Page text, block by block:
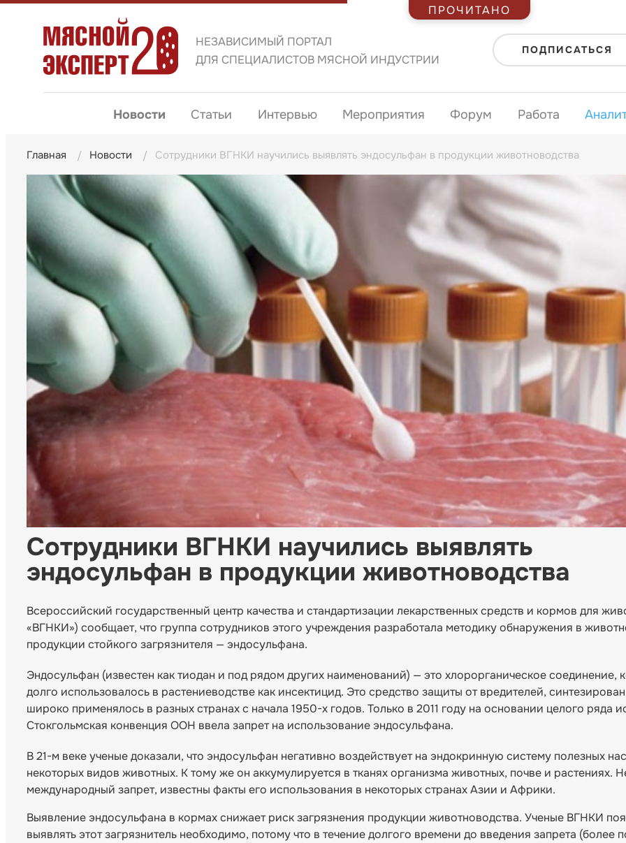
НЕЗАВИСИМЫЙ ПОРТАЛ
ДЛЯ СПЕЦИАЛИСТОВ МЯСНОЙ ИНДУСТРИИ
ПОДПИСАТЬСЯ
Новости Статьи Интервью Мероприятия Форум Работа
Главная Новости Сотрудники ВГНКИ научились выявлять эндосульфан в продукции животноводства
Сотрудники ВГНКИ научились выявлять
эндосульфан в продукции животноводства
Всероссийский государственный центр качества и стандартизации лекарственных средств и кормов для
«ВГНКИ») сообщает, что группа сотрудников этого учреждения разработала методику обнаружения в
продукции стойкого загрязнителя — эндосульфана.
Эндосульфан (известен как тиодан и под рядом других наименований) — это хлорорганическое соединение,
долго использовалось в растениеводстве как инсектицид. Это средство защиты от вредителей,
широко применялось в разных странах с начала 1950-х годов. Только в 2011 году на основании целого ряда
Стокгольмская конвенция ООН ввела запрет на использование эндосульфана.
В 21-м веке ученые доказали, что эндосульфан негативно воздействует на эндокринную систему полезных
некоторых видов животных. К тому же он аккумулируется в тканях организма животных, почве и растениях.
международный запрет, известны факты его использования в некоторых странах Азии и Африки.
Выявление эндосульфана в кормах снижает риск загрязнения продукции животноводства. Ученые ВГНКИ
выявлять этот загрязнитель необходимо, потому что в течение долгого времени до введения запрета (более
ПРОЧИТАНО